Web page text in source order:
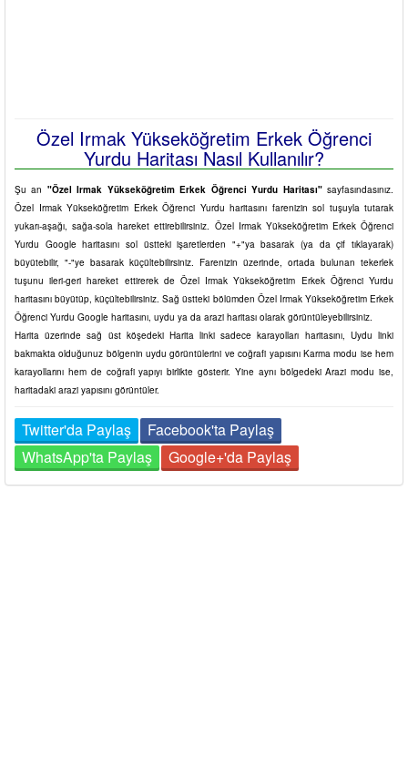
Özel Irmak Yükseköğretim Erkek Öğrenci
Yurdu Haritası Nasıl Kullanılır?
Şu an "Özel Irmak Yükseköğretim Erkek Öğrenci Yurdu Haritası"sayfasındasınız.
Özel Irmak Yükseköğretim Erkek Öğrenci Yurdu haritasını farenizin sol tuşuyla tutarak
yukarı-aşağı, sağa-sola hareket ettirebilirsiniz. Özel Irmak Yükseköğretim Erkek Öğrenci
Yurdu Google haritasını sol üstteki işaretlerden "+"ya basarak (ya da çif tıklayarak)
büyütebilir, "-"ye basarak küçültebilirsiniz. Farenizin üzerinde, ortada bulunan tekerlek
tuşunu ileri-geri hareket ettirerek de Özel Irmak Yükseköğretim Erkek Öğrenci Yurdu
haritasını büyütüp, küçültebilirsiniz. Sağ üstteki bölümden Özel Irmak Yükseköğretim Erkek
Öğrenci Yurdu Google haritasını, uydu ya da arazi haritası olarak görüntüleyebilirsiniz.
Harita üzerinde sağ üst köşedeki Harita linki sadece karayolları haritasını, Uydu linki
bakmakta olduğunuz bölgenin uydu görüntülerini ve coğrafi yapısını Karma modu ise hem
karayollarını hem de coğrafi yapıyı birlikte gösterir. Yine aynı bölgedeki Arazi modu ise,
haritadaki arazi yapısını görüntüler.
Twitter'da Paylaş
Facebook'ta Paylaş
WhatsApp'ta Paylaş
Google+'da Paylaş